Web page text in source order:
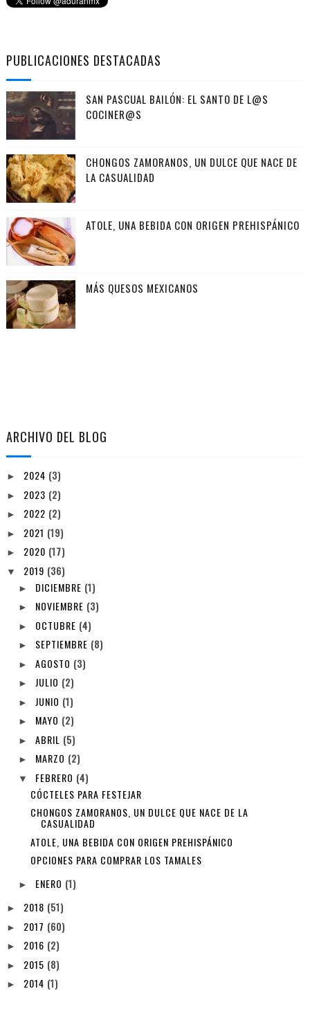
PUBLICACIONES DESTACADAS
SAN PASCUAL BAILÓN: EL SANTO DE L@S
COCINER@S
CHONGOS ZAMORANOS, UN DULCE QUE NACE DE
LA CASUALIDAD
ATOLE, UNA BEBIDA CON ORIGEN PREHISPÁNICO
MÁS QUESOS MEXICANOS
ARCHIVO DEL BLOG
► 2024 (3)
► 2023 (2)
► 2022 (2)
► 2021 (19)
► 2020 (17)
▼ 2019 (36)
► DICIEMBRE (1)
► NOVIEMBRE (3)
► OCTUBRE (4)
► SEPTIEMBRE (8)
► AGOSTO (3)
► JULIO (2)
► JUNIO (1)
► MAYO (2)
► ABRIL (5)
► MARZO (2)
▼ FEBRERO (4)
CÓCTELES PARA FESTEJAR
CHONGOS ZAMORANOS, UN DULCE QUE NACE DE LA
CASUALIDAD
ATOLE, UNA BEBIDA CON ORIGEN PREHISPÁNICO
OPCIONES PARA COMPRAR LOS TAMALES
► ENERO (1)
► 2018 (51)
► 2017 (60)
► 2016 (2)
► 2015 (8)
► 2014 (1)